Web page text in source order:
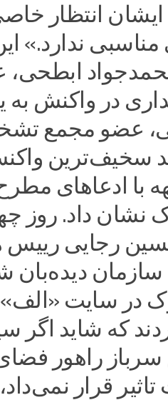
ایشان انتظار
ندارد.»
در واکنش به
عضو مجمع
سخیف‌ترین
با ادعاهای
داد. روز
رجایی رییس
دیده‌بان
در سایت
که شاید اگر
راهور
قرار نمی‌داد،